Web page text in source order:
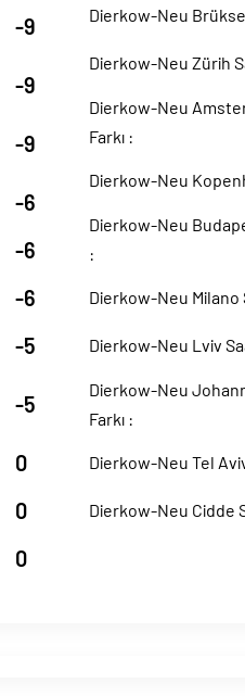
-9
-9
-9
-6
-6
-6
-5
-5
0
0
0
Dierkow-Neu
Dierkow-Neu Zürih
Dierkow-Neu
Farkı :
Dierkow-Neu
Dierkow-Neu
:
Dierkow-Neu Milano
Dierkow-Neu Lviv
Dierkow-Neu
Farkı :
Dierkow-Neu Tel
Dierkow-Neu Cidde